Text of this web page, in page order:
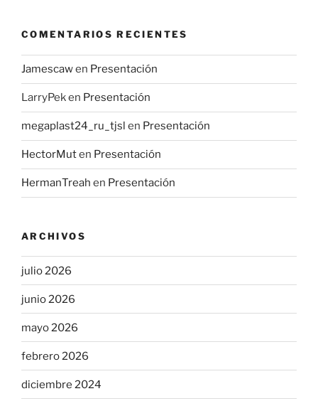
COMENTARIOS RECIENTES
Jamescawen Presentación
LarryPeken Presentación
megaplast24_ru_tjsl en Presentación
HectorMuten Presentación
HermanTreah en Presentación
ARCHIVOS
julio 2026
junio 2026
mayo 2026
febrero 2026
diciembre 2024